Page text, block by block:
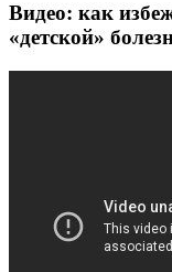
Видео: как
«детской»